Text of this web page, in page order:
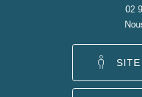
02